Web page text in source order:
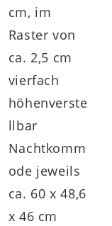
nicht im
passendes
sind
Abstoppung
cm, im
Raster von
ca. 2,5 cm
vierfach
höhenverste
llbar
Nachtkomm
ode jeweils
ca. 60 x 48,6
x 46 cm